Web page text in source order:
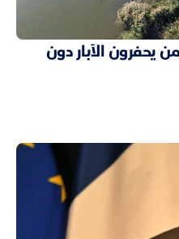
يحفرون الآبار دون